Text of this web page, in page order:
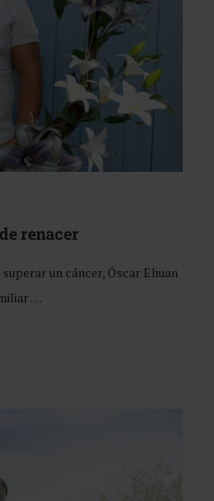
renacer
un cáncer, Óscar Ehuan
…